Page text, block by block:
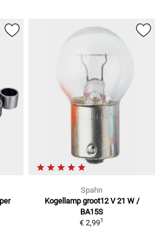
Spahn
Kogellamp groot12 V 21 W /
BA15S
€ 2,991